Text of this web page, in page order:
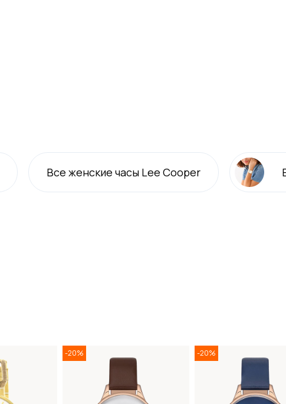
Всеженские часы Lee Cooper
-20% -20%